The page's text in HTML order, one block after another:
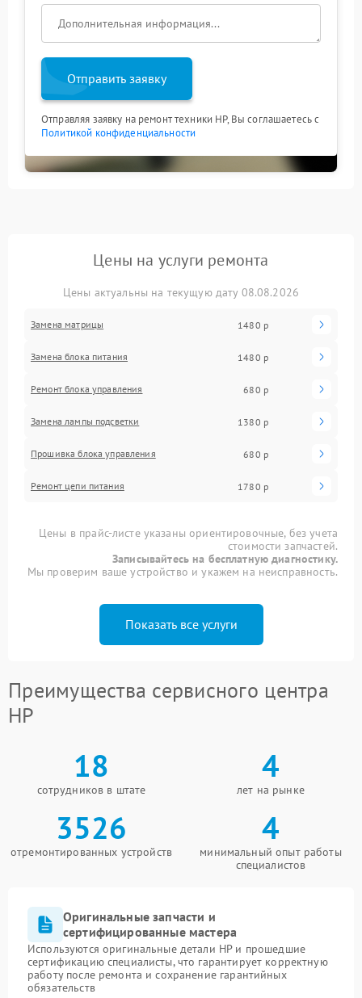
Отправить заявку
Отправляя заявку на ремонт техники HP, Вы соглашаетесь с
Политикой конфиденциальности
Цены на услуги ремонта
Цены актуальны на текущую дату 08.08.2026
Замена матрицы 1480 р
Замена блока питания 1480 р
Ремонт блока управления 680 р
Замена лампы подсветки 1380 р
Прошивка блока управления 680 р
Ремонт цепи питания 1780 р
Цены в прайс-листе указаны ориентировочные, без учета
стоимости запчастей.
Записывайтесь на бесплатную диагностику.
Мы проверим ваше устройство и укажем на неисправность.
Показать все услуги
Преимущества сервисного центра
HP
18
сотрудников в штате
4
лет на рынке
3526
отремонтированных устройств
4
минимальный опыт работы
специалистов
Оригинальные запчасти и
сертифицированные мастера
Используются оригинальные детали HP и прошедшие
сертификацию специалисты, что гарантирует корректную
работу после ремонта и сохранение гарантийных
обязательств